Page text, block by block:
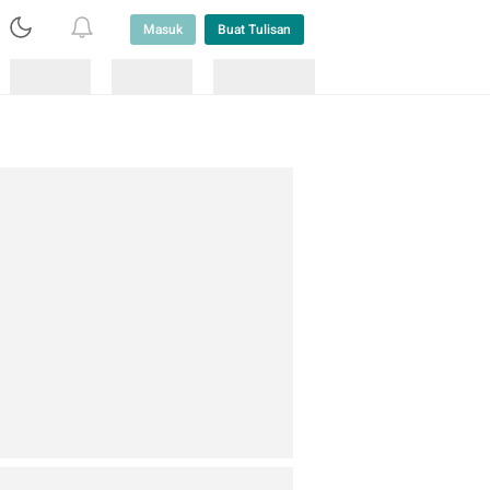
Masuk Buat Tulisan